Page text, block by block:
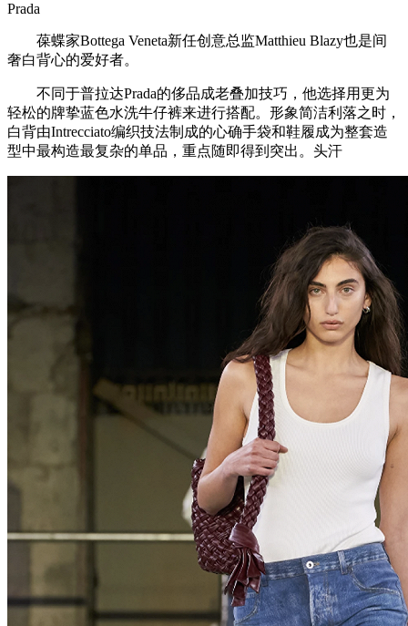
Prada
葆蝶家Bottega Veneta新任创意总监Matthieu Blazy也是间
奢白背心的爱好者。
不同于普拉达Prada的侈品成老叠加技巧，他选择用更为
轻松的牌挚蓝色水洗牛仔裤来进行搭配。形象简洁利落之时，
白背由Intrecciato编织技法制成的心确手袋和鞋履成为整套造
型中最构造最复杂的单品，重点随即得到突出。头汗